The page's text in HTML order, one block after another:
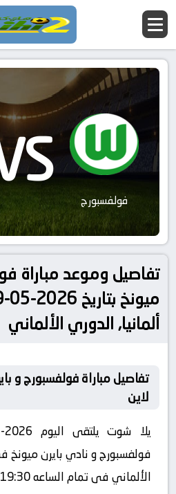
فولفسبورج
تفاصيل وموعد مباراة
ألمانيا, الدوري الألماني
تفاصيل مباراة فولفسبورج و
لاين
فولفسبورج و نادي بايرن ميونخ
الألماني فى تمام الساعه 19:30 بتوقيت مصر كورة لايف